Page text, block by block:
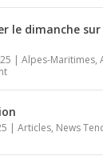
le dimanche
|Alpes-Maritimes,
|Articles, News